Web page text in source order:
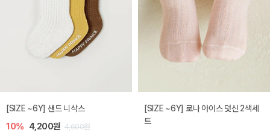
[SIZE ~6Y] 샌드 니삭스
10% 4,200원 4,600원
[SIZE ~6Y] 로나 아이스 덧신 2색세
트